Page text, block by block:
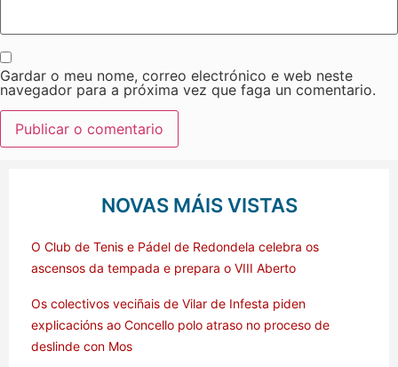
Gardar o meu nome, correo electrónico e web neste
navegador para a próxima vez que faga un comentario.
NOVAS MÁIS VISTAS
O Club de Tenis e Pádel de Redondela celebra os
ascensos da tempada e prepara o VIII Aberto
Os colectivos veciñais de Vilar de Infesta piden
explicacións ao Concello polo atraso no proceso de
deslinde con Mos